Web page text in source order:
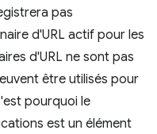
pas
d'URL actif pour les
d'URL ne sont pas
être utilisés pour
pourquoi le
est un élément